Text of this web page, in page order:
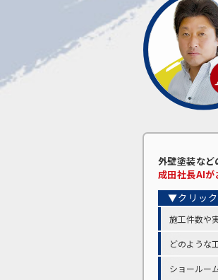
外壁塗装など
成田社長AIが
施工件数や
どのような
ショールー